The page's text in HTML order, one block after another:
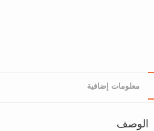
معلومات إضافية
الوصف